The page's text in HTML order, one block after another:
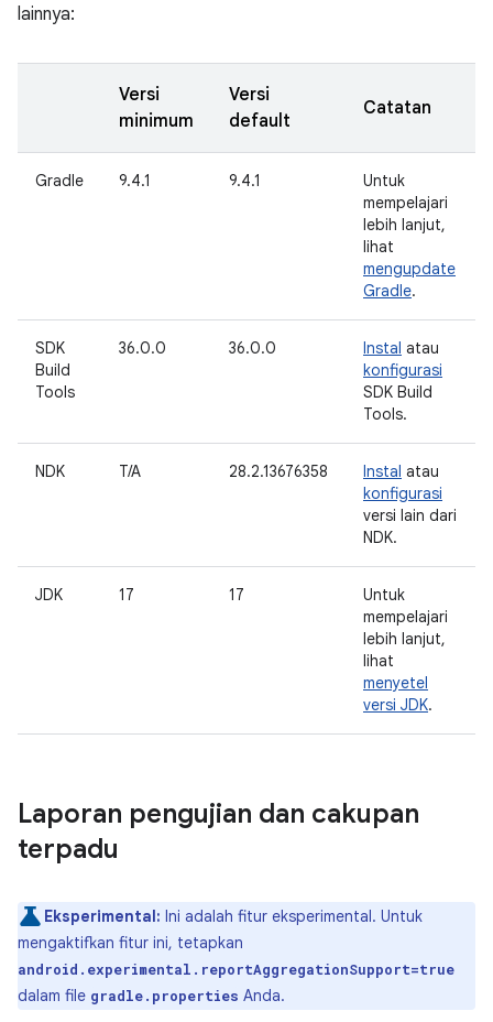
lainnya:
Versi
minimum
Versi
default
Catatan
Gradle 9.4.1 9.4.1
Untuk
mempelajari
lebih lanjut,
lihat
mengupdate
Gradle.
SDK
Build
Tools
36.0.0 36.0.0 Instal atau
konfigurasi
SDK Build
Tools.
NDK T/A 28.2.13676358 Instal atau
konfigurasi
versi lain dari
NDK.
JDK 17 17
Untuk
mempelajari
lebih lanjut,
lihat
menyetel
versi JDK.
Laporan pengujian dan cakupan
terpadu
Eksperimental: Ini adalah fitur eksperimental. Untuk
mengaktifkan fitur ini, tetapkan
android.experimental.reportAggregationSupport=true
dalam file gradle.properties Anda.